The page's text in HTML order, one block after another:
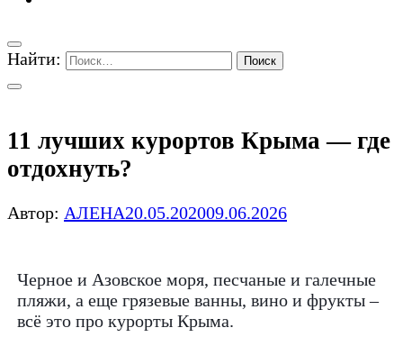
Найти:
11 лучших курортов Крыма — где
отдохнуть?
Автор: АЛЕНА20.05.202009.06.2026
Черное и Азовское моря, песчаные и галечные
пляжи, а еще грязевые ванны, вино и фрукты –
всё это про курорты Крыма.